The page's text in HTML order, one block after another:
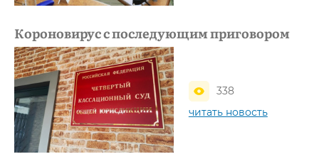
Короновирус с последующим приговором
338
читать новость